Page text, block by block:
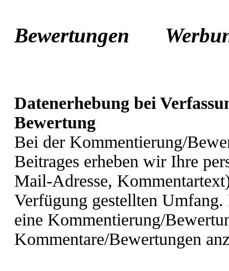
Bewertungen
Datenerhebung bei
Bewertung
Bei der Kommentierung/
Beitrages erheben wir Ihre
Mail-Adresse,
Verfügung gestellten
eine Kommentierung/
Kommentare/Bewertungen